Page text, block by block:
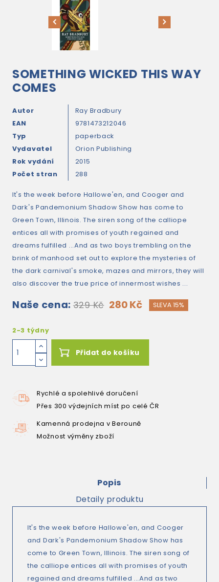
SOMETHING WICKED THIS WAY
COMES
Autor
Ray Bradbury
EAN
9781473212046
Typ
paperback
Vydavatel
Orion Publishing
Rok vydání
2015
Počet stran
288
It's the week before Hallowe'en, and Cooger and
Dark's Pandemonium Shadow Show has come to
Green Town, Illinois. The siren song of the calliope
entices all with promises of youth regained and
dreams fulfilled ...And as two boys trembling on the
brink of manhood set out to explore the mysteries of
the dark carnival's smoke, mazes and mirrors, they will
also discover the true price of innermost wishes ...
Naše cena: 329 Kč 280 Kč SLEVA 15%
2-3 týdny
Přidat do košíku
Rychlé a spolehlivé doručení
Přes 300 výdejních míst po celé ČR
Kamenná prodejna v Berouně
Možnost výměny zboží
Popis
Detaily produktu
It's the week before Hallowe'en, and Cooger
and Dark's Pandemonium Shadow Show has
come to Green Town, Illinois. The siren song of
the calliope entices all with promises of youth
regained and dreams fulfilled ...And as two